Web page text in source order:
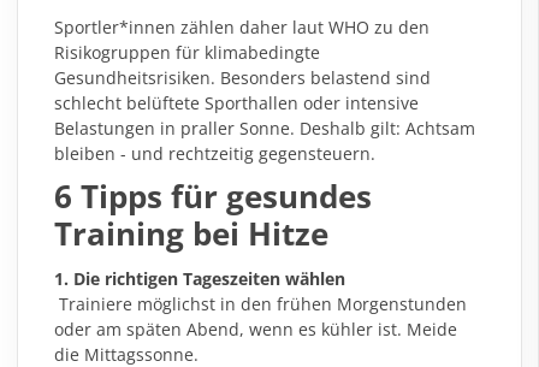
Sportler*innen zählen daher laut WHO zu den
Risikogruppen für klimabedingte
Gesundheitsrisiken. Besonders belastend sind
schlecht belüftete Sporthallen oder intensive
Belastungen in praller Sonne. Deshalb gilt: Achtsam
bleiben - und rechtzeitig gegensteuern.
6 Tipps für gesundes
Training bei Hitze
1. Die richtigen Tageszeiten wählen
Trainiere möglichst in den frühen Morgenstunden
oder am späten Abend, wenn es kühler ist. Meide
die Mittagssonne.